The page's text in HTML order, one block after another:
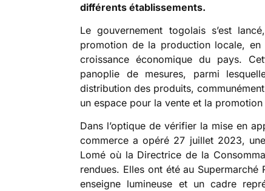
différents établissements.
Le gouvernement togolais s’est
promotion de la production locale, en
croissance économique du pays.
panoplie de mesures, parmi
distribution des produits,
un espace pour la vente et la
Dans l’optique de vérifier la mise en
commerce a opéré 27 juillet 2023,
Lomé où la Directrice de la
rendues. Elles ont été au
enseigne lumineuse et un cadre